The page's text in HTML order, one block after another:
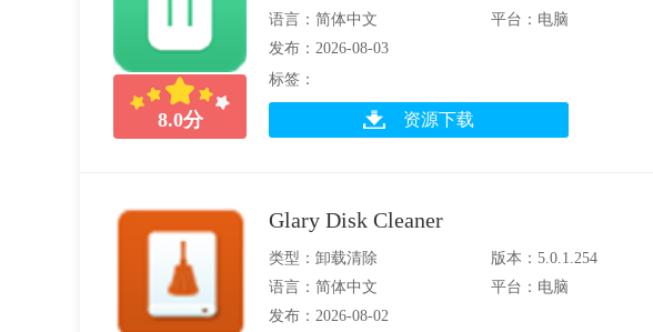
8.0分
语言：简体中文
平台：电脑
发布：2026-08-03
标签：
资源下载
Glary Disk Cleaner
类型：卸载清除
版本：5.0.1.254
语言：简体中文
平台：电脑
发布：2026-08-02